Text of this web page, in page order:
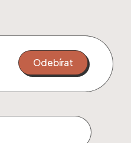
Odebírat